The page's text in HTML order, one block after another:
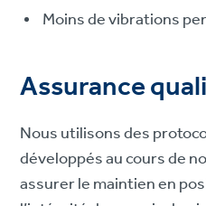
Moins de vibrations
Assurance
Nous utilisons des
développés au cours de
assurer le maintien en